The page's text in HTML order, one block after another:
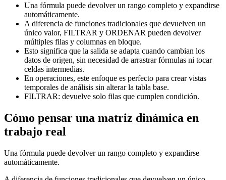
Una fórmula puede devolver un rango completo y expandirse
automáticamente.
A diferencia de funciones tradicionales que devuelven un
único valor, FILTRAR y ORDENAR pueden devolver
múltiples filas y columnas en bloque.
Esto significa que la salida se adapta cuando cambian los
datos de origen, sin necesidad de arrastrar fórmulas ni tocar
celdas intermedias.
En operaciones, este enfoque es perfecto para crear vistas
temporales de análisis sin alterar la tabla base.
FILTRAR: devuelve solo filas que cumplen condición.
Cómo pensar una matriz dinámica en
trabajo real
Una fórmula puede devolver un rango completo y expandirse
automáticamente.